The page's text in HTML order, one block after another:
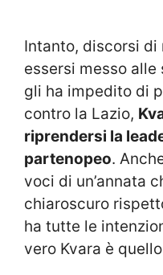
Intanto, discorsi
essersi messo
gli ha impedito di
contro la Lazio,
riprendersi la
partenopeo.
voci di un’annata
chiaroscuro
ha tutte le
vero Kvara è